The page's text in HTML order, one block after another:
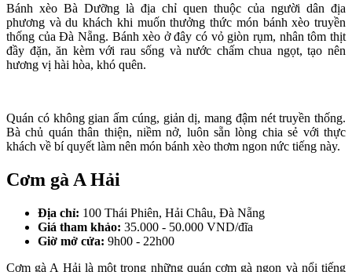
Bánh xèo Bà Dưỡng là địa chỉ quen thuộc của người dân địa
phương và du khách khi muốn thưởng thức món bánh xèo truyền
thống của Đà Nẵng. Bánh xèo ở đây có vỏ giòn rụm, nhân tôm thịt
đầy đặn, ăn kèm với rau sống và nước chấm chua ngọt, tạo nên
hương vị hài hòa, khó quên.
Quán có không gian ấm cúng, giản dị, mang đậm nét truyền thống.
Bà chủ quán thân thiện, niềm nở, luôn sẵn lòng chia sẻ với thực
khách về bí quyết làm nên món bánh xèo thơm ngon nức tiếng này.
Cơm gà A Hải
Địa chỉ: 100 Thái Phiên, Hải Châu, Đà Nẵng
Giá tham khảo: 35.000 - 50.000 VND/đĩa
Giờ mở cửa: 9h00 - 22h00
Cơm gà A Hải là một trong những quán cơm gà ngon và nổi tiếng